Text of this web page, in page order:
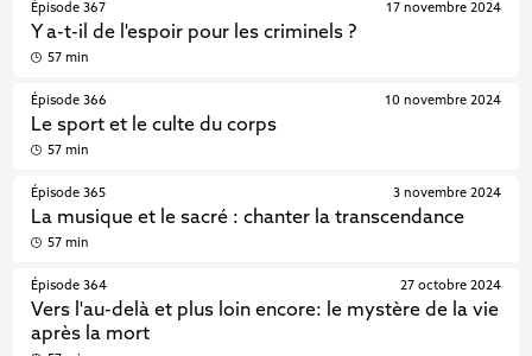
Épisode 367
Y a-t-il de l'espoir pour les criminels ?
17 novembre 2024
57 min
Épisode 366
Le sport et le culte du corps
10 novembre 2024
57 min
Épisode 365
La musique et le sacré : chanter la transcendance
3 novembre 2024
57 min
Épisode 364
Vers l'au-delà et plus loin encore: le mystère de la vie
après la mort
27 octobre 2024